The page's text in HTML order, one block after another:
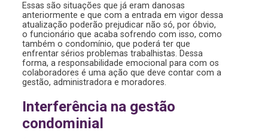
Essas são situações que já eram danosas
anteriormente e que com a entrada em vigor dessa
atualização poderão prejudicar não só, por óbvio,
o funcionário que acaba sofrendo com isso, como
também o condomínio, que poderá ter que
enfrentar sérios problemas trabalhistas. Dessa
forma, a responsabilidade emocional para com os
colaboradores é uma ação que deve contar com a
gestão, administradora e moradores.
Interferência na gestão
condominial